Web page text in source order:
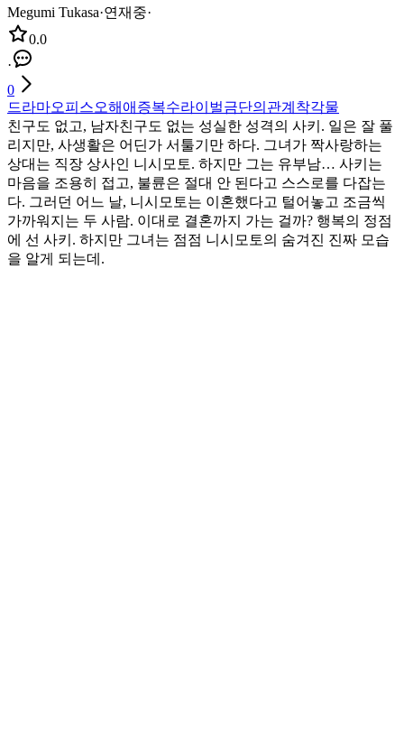
Megumi Tukasa·연재중·
0.0
·
0
드라마오피스오해 애증복수라이벌금단의관계 착각물
친구도 없고, 남자친구도 없는 성실한 성격의 사키. 일은 잘 풀
리지만, 사생활은 어딘가 서툴기만 하다. 그녀가 짝사랑하는
상대는 직장 상사인 니시모토. 하지만 그는 유부남… 사키는
마음을 조용히 접고, 불륜은 절대 안 된다고 스스로를 다잡는
다. 그러던 어느 날, 니시모토는 이혼했다고 털어놓고 조금씩
가까워지는 두 사람. 이대로 결혼까지 가는 걸까? 행복의 정점
에 선 사키. 하지만 그녀는 점점 니시모토의 숨겨진 진짜 모습
을 알게 되는데.